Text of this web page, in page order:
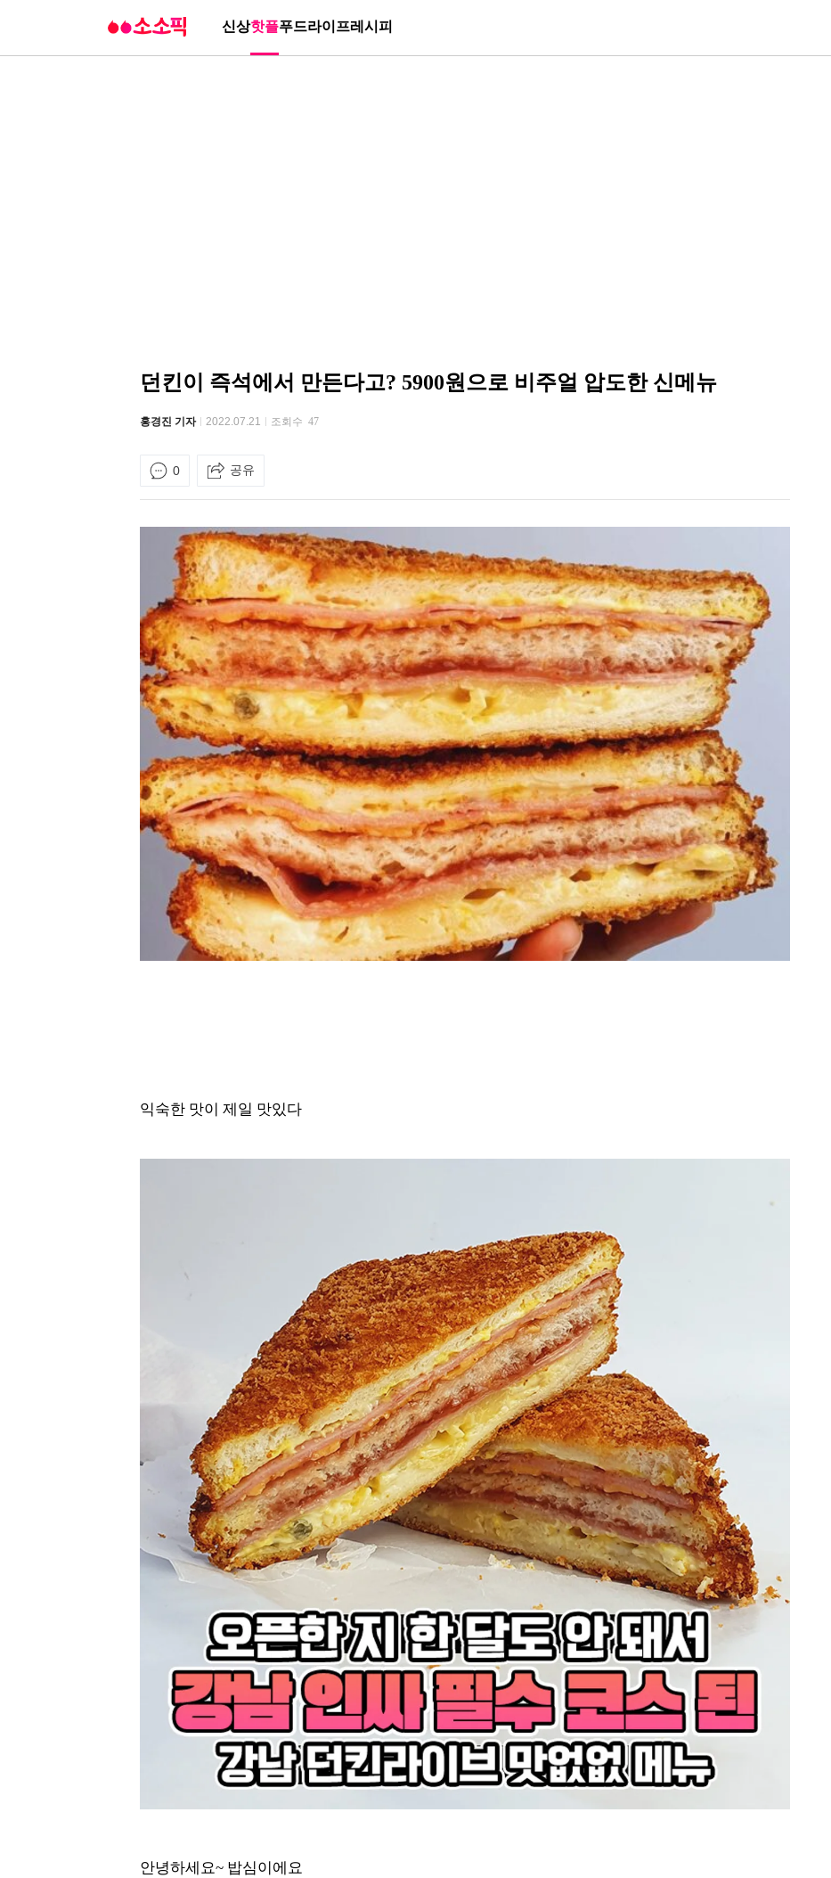
신상핫플푸드라이프레시피
던킨이 즉석에서 만든다고? 5900원으로 비주얼 압도한 신메뉴
홍경진 기자 2022.07.21 조회수 47
0 공유
익숙한 맛이 제일 맛있다
안녕하세요~ 밥심이에요